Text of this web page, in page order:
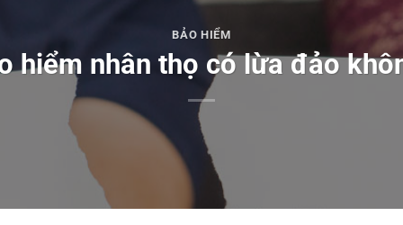
BẢO HIỂM
hiểm nhân thọ có lừa đảo